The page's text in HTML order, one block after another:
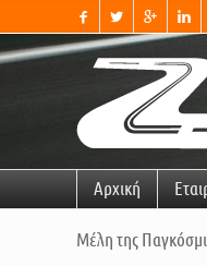
   
Αρχική
Μέλη της